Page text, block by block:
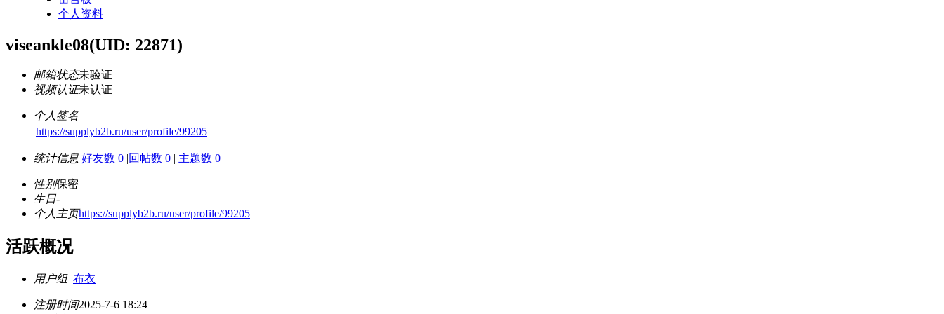
个人资料
viseankle08(UID: 22871)
邮箱状态未验证
视频认证未认证
个人签名
https://supplyb2b.ru/user/profile/99205
统计信息 好友数 0 |回帖数 0 | 主题数 0
性别保密
生日-
个人主页https://supplyb2b.ru/user/profile/99205
活跃概况
用户组 布衣
注册时间2025-7-6 18:24